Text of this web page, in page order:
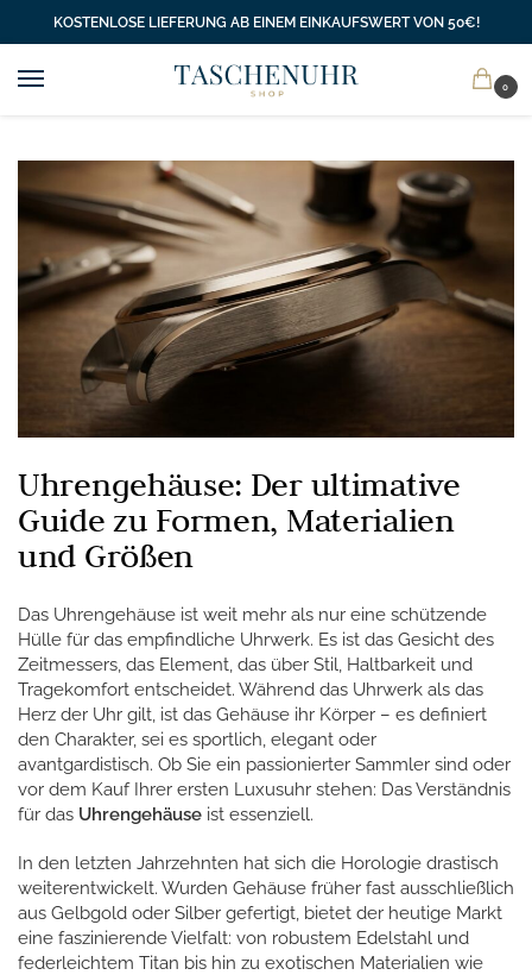
KOSTENLOSE LIEFERUNG AB EINEM EINKAUFSWERT VON 50€!
0
Uhrengehäuse: Der ultimative
Guide zu Formen, Materialien
und Größen
Das Uhrengehäuse ist weit mehr als nur eine schützende
Hülle für das empfindliche Uhrwerk. Es ist das Gesicht des
Zeitmessers, das Element, das über Stil, Haltbarkeit und
Tragekomfort entscheidet. Während das Uhrwerk als das
Herz der Uhr gilt, ist das Gehäuse ihr Körper – es definiert
den Charakter, sei es sportlich, elegant oder
avantgardistisch. Ob Sie ein passionierter Sammler sind oder
vor dem Kauf Ihrer ersten Luxusuhr stehen: Das Verständnis
für das Uhrengehäuse ist essenziell.
In den letzten Jahrzehnten hat sich die Horologie drastisch
weiterentwickelt. Wurden Gehäuse früher fast ausschließlich
aus Gelbgold oder Silber gefertigt, bietet der heutige Markt
eine faszinierende Vielfalt: von robustem Edelstahl und
federleichtem Titan bis hin zu exotischen Materialien wie